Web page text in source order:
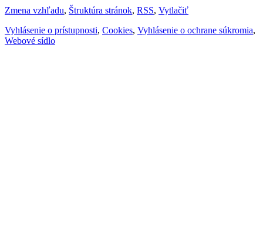
Zmena vzhľadu, Štruktúra stránok, RSS, Vytlačiť
Vyhlásenie o prístupnosti, Cookies, Vyhlásenie o ochrane súkromia,
Webové sídlo